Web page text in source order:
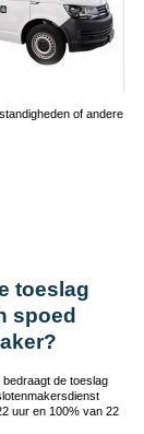
of andere
toeslag
spoed
bedraagt de toeslag
uur en 100% van 22